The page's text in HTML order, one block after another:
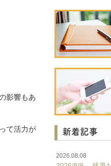
影響もあ
て活力が
新着記事
2026.08.08